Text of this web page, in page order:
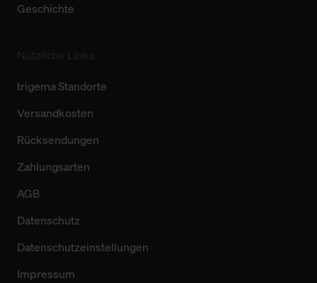
Geschichte
trigema Standorte
Versandkosten
Rücksendungen
Zahlungsarten
AGB
Datenschutz
Datenschutzeinstellungen
Impressum